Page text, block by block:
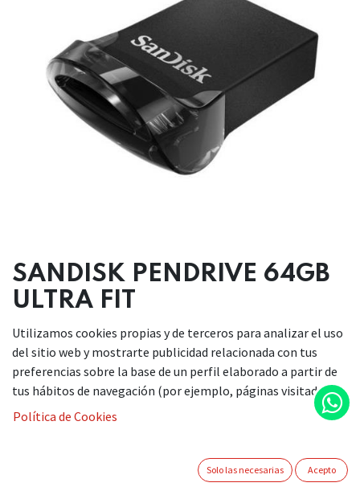
SANDISK PENDRIVE 64GB
ULTRA FIT
9,00€
Utilizamos cookies propias y de terceros para analizar el uso
del sitio web y mostrarte publicidad relacionada con tus
preferencias sobre la base de un perfil elaborado a partir de
tus hábitos de navegación (por ejemplo, páginas visitadas).
Política de Cookies
Solo las necesarias Acepto